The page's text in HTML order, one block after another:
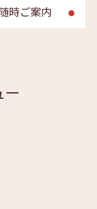
時ご案内
ー